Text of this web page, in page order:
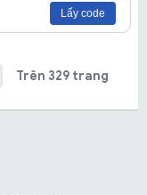
Lấy code
Trên 329 trang